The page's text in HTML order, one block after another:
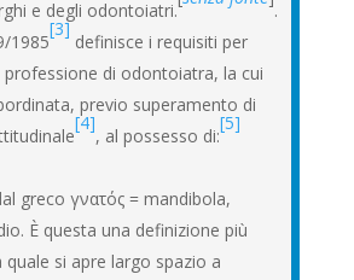
e degli odontoiatri.
.
1985
[3]
definisce i requisiti per
professione di odontoiatra, la cui
previo superamento di
[4]
, al possesso di:
[5]
greco γνατός = mandibola,
È questa una definizione più
quale si apre largo spazio a